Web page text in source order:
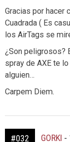
Gracias por hacer
Cuadrada ( Es
los AirTags se
¿Son peligrosos?
spray de AXE te
alguien…
Carpem Diem.
#032 GORKI -